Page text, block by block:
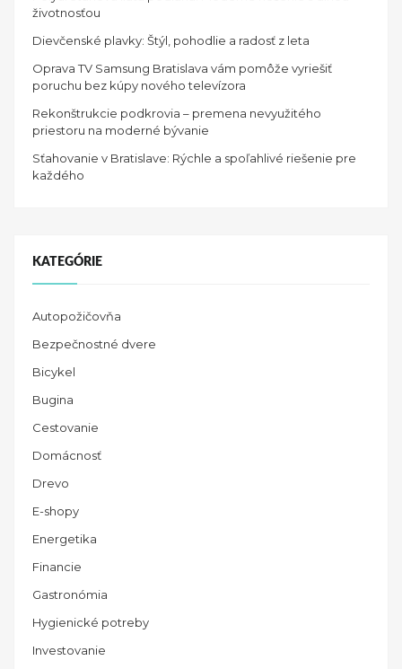
životnosťou
Dievčenské plavky: Štýl, pohodlie a radosť z leta
Oprava TV Samsung Bratislava vám pomôže vyriešiť
poruchu bez kúpy nového televízora
Rekonštrukcie podkrovia – premena nevyužitého
priestoru na moderné bývanie
Sťahovanie v Bratislave: Rýchle a spoľahlivé riešenie pre
každého
KATEGÓRIE
Autopožičovňa
Bezpečnostné dvere
Bicykel
Bugina
Cestovanie
Domácnosť
Drevo
E-shopy
Energetika
Financie
Gastronómia
Hygienické potreby
Investovanie